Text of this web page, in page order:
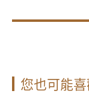
您也可能